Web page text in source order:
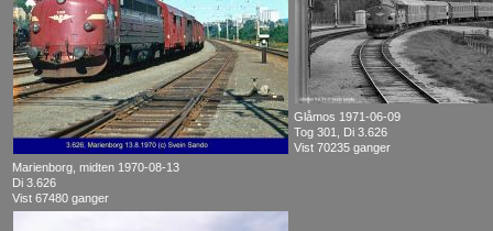
Marienborg, midten 1970-08-13
Di 3.626
Vist 67480 ganger
Glåmos 1971-06-09
Tog 301, Di 3.626
Vist 70235 ganger